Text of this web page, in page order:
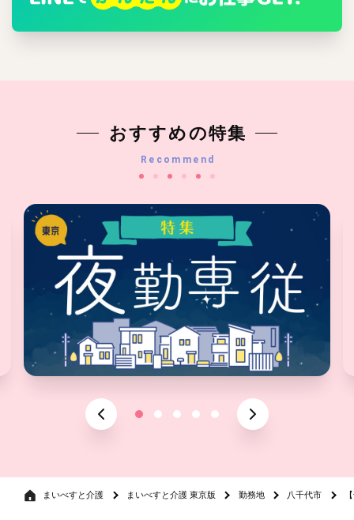
おすすめの特集
Recommend
まいべすと介護 まいべすと介護 東京版 勤務地 八千代市